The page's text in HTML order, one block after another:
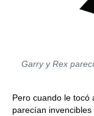
Garry y Rex
Pero cuando le tocó
parecían